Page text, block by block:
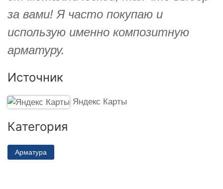
за вами! Я часто покупаю и
использую именно композитную
арматуру.
Источник
Яндекс Карты
Категория
Арматура